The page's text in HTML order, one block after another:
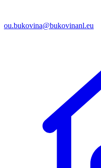
ou.bukovina@bukovinanl.eu